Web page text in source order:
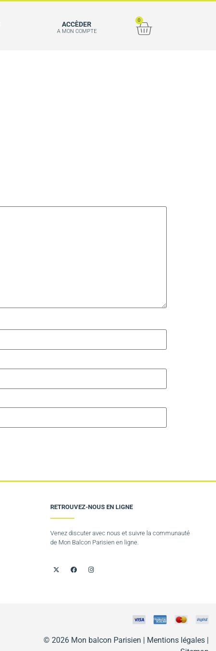
ACCÈDER
A MON COMPTE
0
RETROUVEZ-NOUS EN LIGNE
Venez discuter avec nous et suivre la communauté
de Mon Balcon Parisien en ligne.
© 2026 Mon balcon Parisien | Mentions légales |